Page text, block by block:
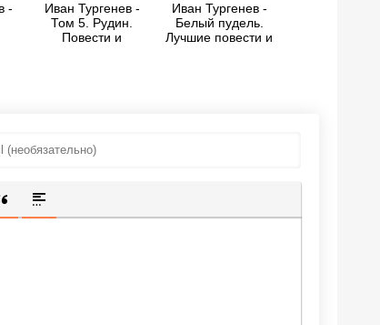
-
Иван Тургенев -
Том 5. Рудин.
Повести и
Иван Тургенев -
Белый пудель.
Лучшие повести и
ССЫЛКУ
СКРЫТОГО ТЕКСТА
ЦИТАТЫ
ВСТАВКА СПОЙЛЕРА